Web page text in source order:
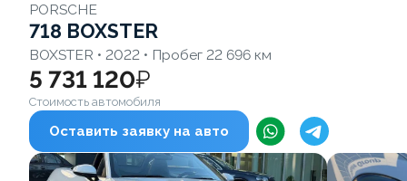
PORSCHE
718 BOXSTER
BOXSTER • 2022 • Пробег 22 696 км
5 731 120₽
Стоимость автомобиля
Оставить заявку на авто